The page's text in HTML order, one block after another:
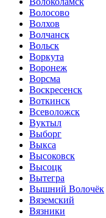
Волосово
Волхов
Волчанск
Вольск
Воркута
Воронеж
Ворсма
Воскресенск
Воткинск
Всеволожск
Вуктыл
Выборг
Выкса
Высоковск
Высоцк
Вытегра
Вышний Волочёк
Вяземский
Вязники